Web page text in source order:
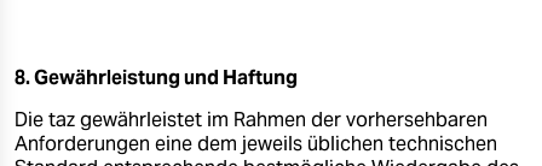
8. Gewährleistung und Haftung
Die taz gewährleistet im Rahmen der vorhersehbaren
Anforderungen eine dem jeweils üblichen technischen